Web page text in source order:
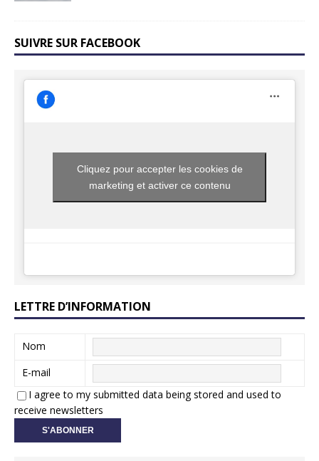
SUIVRE SUR FACEBOOK
Cliquez pour accepter les cookies de
marketing et activer ce contenu
LETTRE D’INFORMATION
Nom
E-mail
I agree to my submitted data being stored and used to
receive newsletters